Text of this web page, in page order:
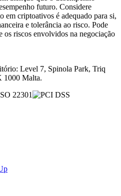
futuro. Considere
em criptoativos é adequado para si,
e tolerância ao risco. Pode
os riscos envolvidos na negociação
Level 7, Spinola Park, Triq
1000 Malta.